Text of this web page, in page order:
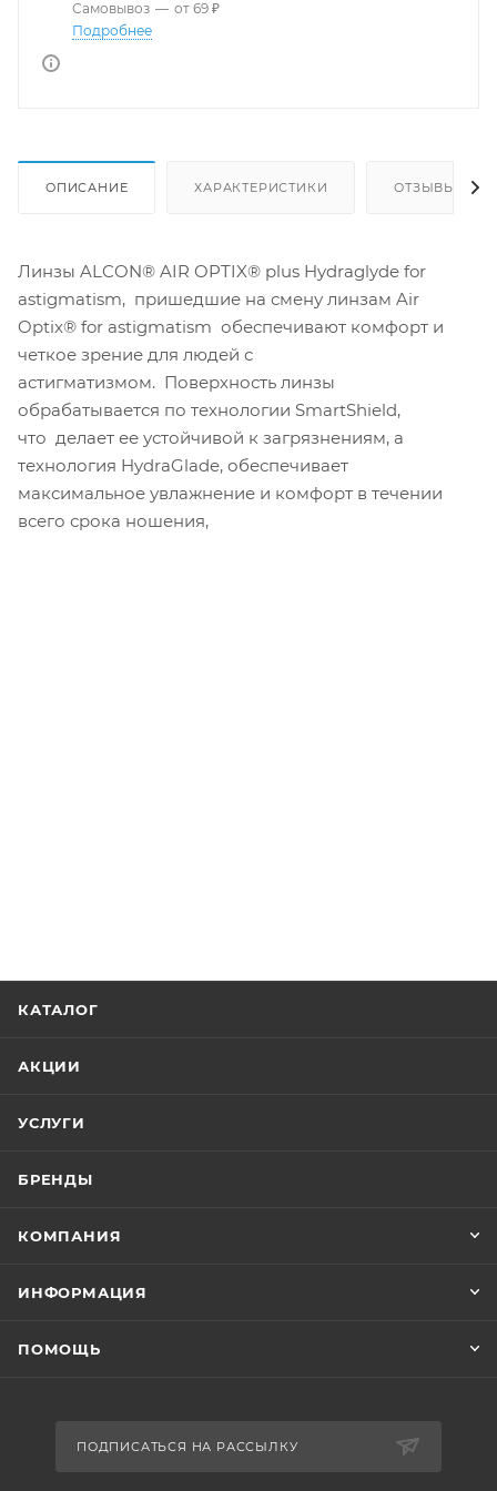
Самовывоз — от 69 ₽
Подробнее
ОПИСАНИЕ ХАРАКТЕРИСТИКИ ОТЗЫВЫ
Линзы ALCON® AIR OPTIX® plus Hydraglyde for
astigmatism, пришедшие на смену линзам Air
Optix® for astigmatism обеспечивают комфорт и
четкое зрение для людей с
астигматизмом. Поверхность линзы
обрабатывается по технологии SmartShield,
что делает ее устойчивой к загрязнениям, а
технология HydraGlade, обеспечивает
максимальное увлажнение и комфорт в течении
всего срока ношения,
КАТАЛОГ
АКЦИИ
УСЛУГИ
БРЕНДЫ
КОМПАНИЯ
ИНФОРМАЦИЯ
ПОМОЩЬ
ПОДПИСАТЬСЯ НА РАССЫЛКУ